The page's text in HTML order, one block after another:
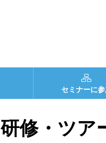
セミナーに
研修・ツア